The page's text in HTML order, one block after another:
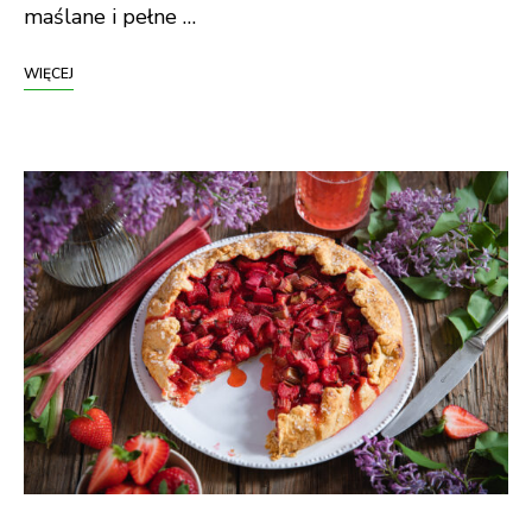
maślane i pełne …
WIĘCEJ